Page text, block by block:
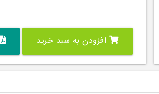
افزودن به سبد خرید